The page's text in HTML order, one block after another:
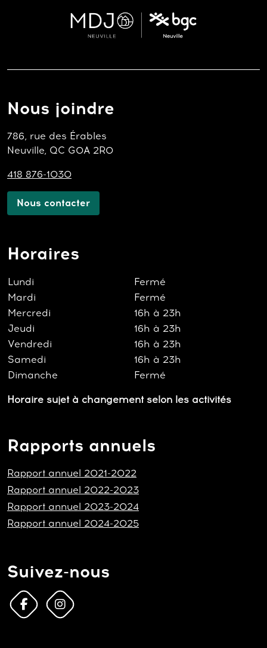
Nous joindre
786, rue des Érables
Neuville, QC G0A 2R0
418 876-1030
Nous contacter
Horaires
Lundi
Fermé
Mardi
Fermé
Mercredi
16h à 23h
Jeudi
16h à 23h
Vendredi
16h à 23h
Samedi
16h à 23h
Dimanche
Fermé
Horaire sujet à changement selon les activités
Rapports annuels
Rapport annuel 2021-2022
Rapport annuel 2022-2023
Rapport annuel 2023-2024
Rapport annuel 2024-2025
Suivez-nous